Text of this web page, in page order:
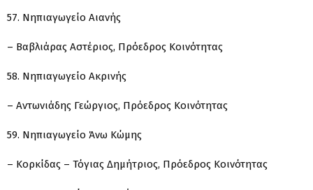
57. Νηπιαγωγείο Αιανής
– Βαβλιάρας Αστέριος, Πρόεδρος Κοινότητας
58. Νηπιαγωγείο Ακρινής
– Αντωνιάδης Γεώργιος, Πρόεδρος Κοινότητας
59. Νηπιαγωγείο Άνω Κώμης
– Κορκίδας – Τόγιας Δημήτριος, Πρόεδρος Κοινότητας